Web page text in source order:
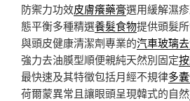
防禦力功效皮膚癢藥膏選用緩解濕
態平衡多種精選養髮食物提供頭髮
與頭皮健康清潔劑專業的汽車玻璃
強力去油膜型順便親純天然別固定
最快速及其特徵包括月經不規律多
荷爾蒙異常且讓眼頭呈現韓式的自然